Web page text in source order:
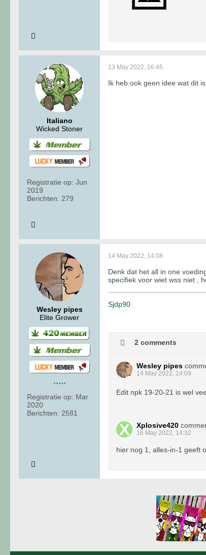
Italiano
Wicked Stoner
Registratie op: Jun
2019
Berichten: 279
13 May 2022, 16:45
Ik heb ook geen idee wat dit
Wesley pipes
Elite Grower
Registratie op: Mar
2020
Berichten: 2581
14 May 2022, 14:08
Denk dat het all in one
specifiek voor wiet wss niet ,
Sjdp90
2 comments
Wesley pipes
14 May 2022, 14:09
Edit npk 19-20-21 is wel
Xplosive420
16 May 2022, 14:32
hier nog 1, alles-in-1 geeft